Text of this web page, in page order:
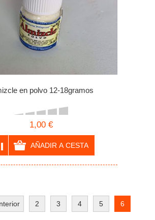
en polvo 12-18gramos
1,00 €
2 3 4 5 6